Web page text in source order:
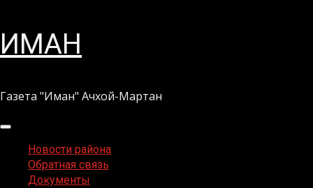
Перейти
кИМАН
Газета "Иман" Ачхой-Мартан
Основное
менюНовости района
Обратная связь
Документы